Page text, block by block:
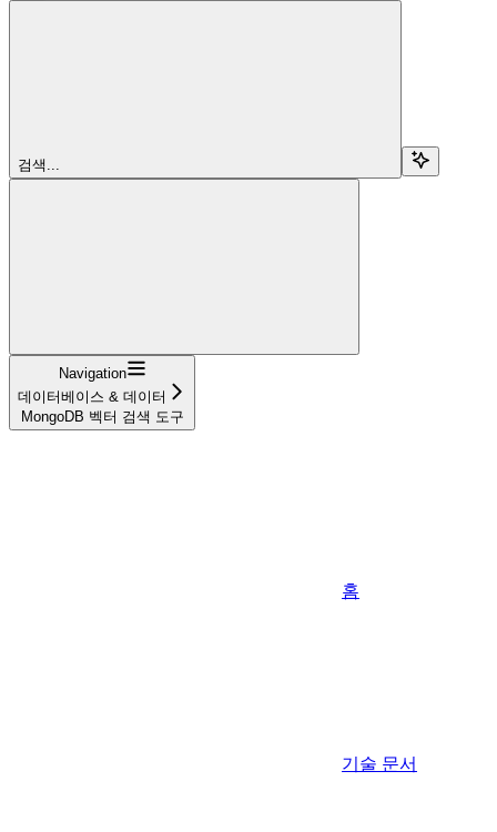
검색...
Navigation
데이터베이스 & 데이터
MongoDB 벡터 검색 도구
홈
기술 문서